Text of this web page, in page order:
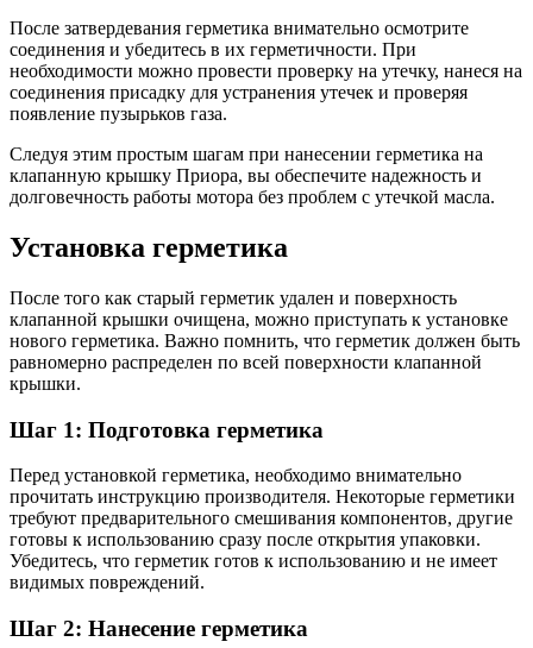
После затвердевания герметика внимательно осмотрите
соединения и убедитесь в их герметичности. При
необходимости можно провести проверку на утечку, нанеся на
соединения присадку для устранения утечек и проверяя
появление пузырьков газа.
Следуя этим простым шагам при нанесении герметика на
клапанную крышку Приора, вы обеспечите надежность и
долговечность работы мотора без проблем с утечкой масла.
Установка герметика
После того как старый герметик удален и поверхность
клапанной крышки очищена, можно приступать к установке
нового герметика. Важно помнить, что герметик должен быть
равномерно распределен по всей поверхности клапанной
крышки.
Шаг 1: Подготовка герметика
Перед установкой герметика, необходимо внимательно
прочитать инструкцию производителя. Некоторые герметики
требуют предварительного смешивания компонентов, другие
готовы к использованию сразу после открытия упаковки.
Убедитесь, что герметик готов к использованию и не имеет
видимых повреждений.
Шаг 2: Нанесение герметика